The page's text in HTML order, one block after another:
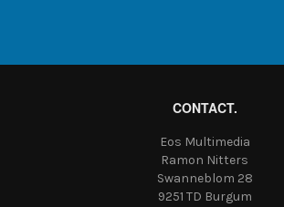
CONTACT.
Eos Multimedia
Ramon Nitters
Swanneblom 28
9251 TD Burgum